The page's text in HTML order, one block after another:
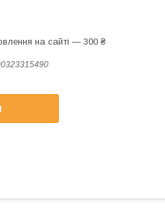
на сайті — 300 ₴